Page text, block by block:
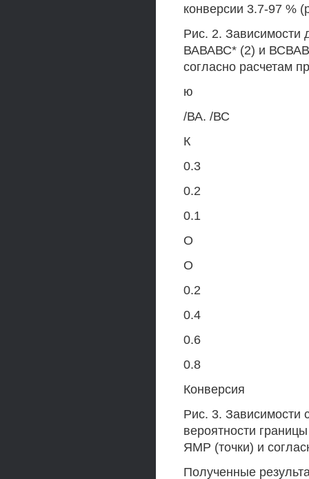
конверсии 3.7-97 %
Рис. 2. Зависимости
ВАВАВС* (2) и
согласно расчетам
ю
/ВА. /ВС
К
0.3
0.2
0.1
О
О
0.2
0.4
0.6
0.8
Конверсия
Рис. 3. Зависимости
вероятности
ЯМР (точки) и
Полученные